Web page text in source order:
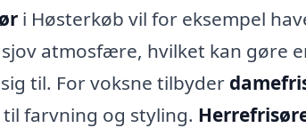
i Høsterkøb vil for eksempel
atmosfære, hvilket kan gøre
til. For voksne tilbyder
til farvning og styling.